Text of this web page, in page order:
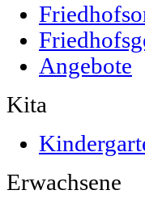
Angebote
Kita
Erwachsene